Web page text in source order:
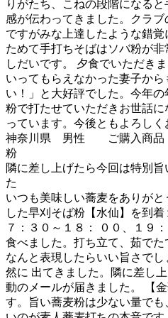
りがたち、こねの段階になる
感が伝わってきました。クラ
ですがみな上達したような錯
ためて手打ちそばはソバ粉が
しだいです。 夕食でいただき
いってもらえなかった妻子か
い！」と大好評でした。今年
粉で打たせていただきお世話
っています。今後ともよろし
神奈川県 男性 ご購入商品
粉
隣に差し上げたら今回は特別
た
いつも美味しい蕎麦をありが
した早刈そば粉【水仙】を到
７：３０～１８： ００、１９
食べました。打ち立て、茹で
なんと表現したらいい旨さで
然に 出てきました。隣に差し
動のメールが届きました。 【
す。旨い蕎麦粉は少ない量で